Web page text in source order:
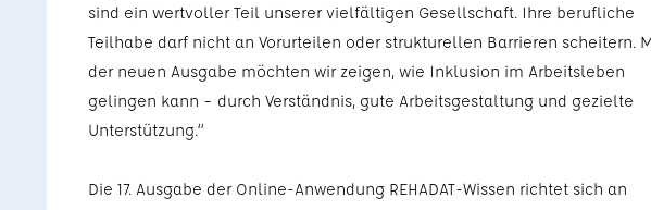
sind ein wertvoller Teil unserer vielfältigen Gesellschaft. Ihre berufliche
Teilhabe darf nicht an Vorurteilen oder strukturellen Barrieren scheitern.
der neuen Ausgabe möchten wir zeigen, wie Inklusion im Arbeitsleben
gelingen kann – durch Verständnis, gute Arbeitsgestaltung und gezielte
Unterstützung.“
Die 17. Ausgabe der Online-Anwendung REHADAT-Wissen richtet sich an